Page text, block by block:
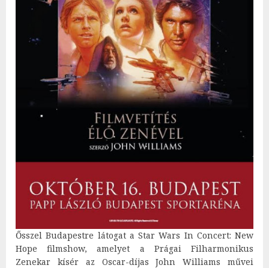
Ősszel Budapestre látogat a Star Wars In Concert: New
Hope filmshow, amelyet a Prágai Filharmonikus
Zenekar kísér az Oscar-díjas John Williams művei